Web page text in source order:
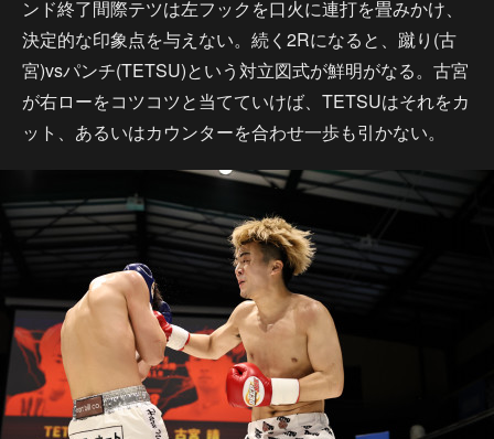
ンド終了間際テツは左フックを口火に連打を畳みかけ、
決定的な印象点を与えない。続く2Rになると、蹴り(古
宮)vsパンチ(TETSU)という対立図式が鮮明がなる。古宮
が右ローをコツコツと当てていけば、TETSUはそれをカ
ット、あるいはカウンターを合わせ一歩も引かない。